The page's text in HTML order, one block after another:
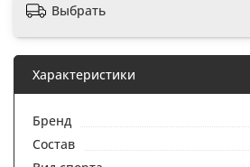
Выбрать
Характеристики
Бренд
Состав